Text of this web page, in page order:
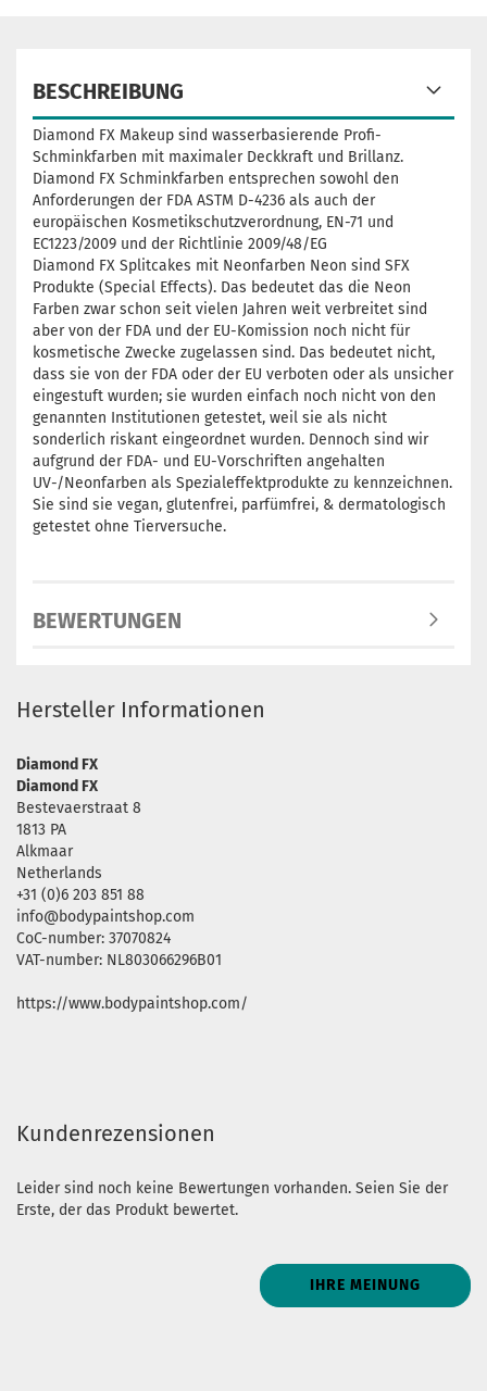
BESCHREIBUNG
Diamond FX Makeup sind wasserbasierende Profi-
Schminkfarben mit maximaler Deckkraft und Brillanz.
Diamond FX Schminkfarben entsprechen sowohl den
Anforderungen der FDA ASTM D-4236 als auch der
europäischen Kosmetikschutzverordnung, EN-71 und
EC1223/2009 und der Richtlinie 2009/48/EG
Diamond FX Splitcakes mit Neonfarben Neon sind SFX
Produkte (Special Effects). Das bedeutet das die Neon
Farben zwar schon seit vielen Jahren weit verbreitet sind
aber von der FDA und der EU-Komission noch nicht für
kosmetische Zwecke zugelassen sind. Das bedeutet nicht,
dass sie von der FDA oder der EU verboten oder als unsicher
eingestuft wurden; sie wurden einfach noch nicht von den
genannten Institutionen getestet, weil sie als nicht
sonderlich riskant eingeordnet wurden. Dennoch sind wir
aufgrund der FDA- und EU-Vorschriften angehalten
UV-/Neonfarben als Spezialeffektprodukte zu kennzeichnen.
Sie sind sie vegan, glutenfrei, parfümfrei, & dermatologisch
getestet ohne Tierversuche.
BEWERTUNGEN
Hersteller Informationen
Diamond FX
Diamond FX
Bestevaerstraat 8
1813 PA
Alkmaar
Netherlands
+31 (0)6 203 851 88
info@bodypaintshop.com
CoC-number: 37070824
VAT-number: NL803066296B01
https://www.bodypaintshop.com/
Kundenrezensionen
Leider sind noch keine Bewertungen vorhanden. Seien Sie der
Erste, der das Produkt bewertet.
IHRE MEINUNG